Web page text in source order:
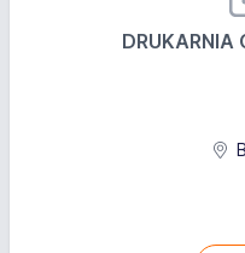
DRUKARNIA